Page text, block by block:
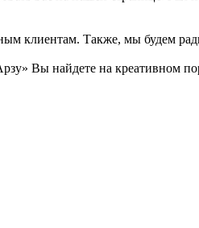
клиентам. Также, мы будем
Вы найдете на креативном